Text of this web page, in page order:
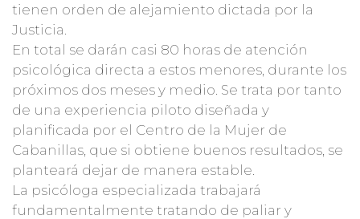
tienen orden de alejamiento dictada por la
Justicia.
En total se darán casi 80 horas de atención
psicológica directa a estos menores, durante los
próximos dos meses y medio. Se trata por tanto
de una experiencia piloto diseñada y
planificada por el Centro de la Mujer de
Cabanillas, que si obtiene buenos resultados, se
planteará dejar de manera estable.
La psicóloga especializada trabajará
fundamentalmente tratando de paliar y